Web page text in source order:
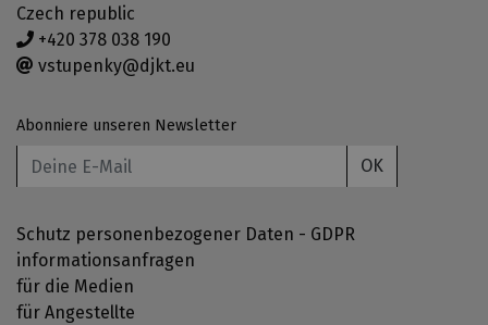
Czech republic
+420 378 038 190
vstupenky@djkt.eu
Abonniere unseren Newsletter
OK
Schutz personenbezogener Daten - GDPR
informationsanfragen
für die Medien
für Angestellte